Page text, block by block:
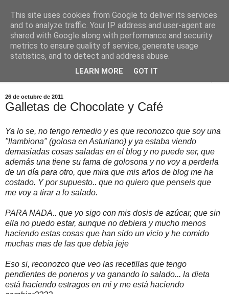
Comoju
La Cocina del Día a Día y el día a día de la Gastronomía
26 de octubre de 2011
Galletas de Chocolate y Café
Ya lo se, no tengo remedio y es que reconozco que soy una
"llambiona" (golosa en Asturiano) y ya estaba viendo
demasiadas cosas saladas en el blog y no puede ser, que
además una tiene su fama de golosona y no voy a perderla
de un día para otro, que mira que mis años de blog me ha
costado. Y por supuesto.. que no quiero que penseis que
me voy a tirar a lo salado.
PARA NADA.. que yo sigo con mis dosis de azúcar, que sin
ella no puedo estar, aunque no debiera y mucho menos
haciendo estas cosas que han sido un vicio y he comido
muchas mas de las que debía jeje
Eso si, reconozco que veo las recetillas que tengo
pendientes de poneros y va ganando lo salado... la dieta
está haciendo estragos en mi y me está haciendo
This site uses cookies from Google to deliver its services
and to analyze traffic. Your IP address and user-agent are
shared with Google along with performance and security
metrics to ensure quality of service, generate usage
statistics, and to detect and address abuse.
LEARN MORE GOT IT